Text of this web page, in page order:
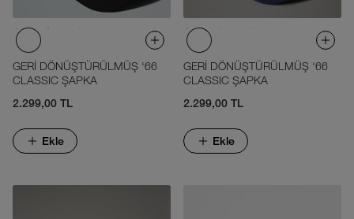
GERİ DÖNÜŞTÜRÜLMÜŞ ‘66
CLASSIC ŞAPKA
2.299,00 TL
Ekle
GERİ DÖNÜŞTÜRÜLMÜŞ ‘66
CLASSIC ŞAPKA
2.299,00 TL
Ekle